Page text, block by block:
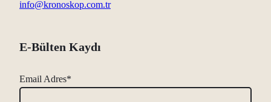
info@kronoskop.com.tr
E-Bülten Kaydı
Email Adres*